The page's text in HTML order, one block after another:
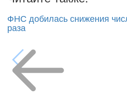
ФНС добилась снижения
раза